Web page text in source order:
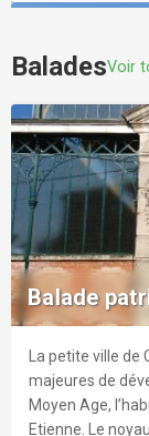
surprendre par
Piscine
La piscine
sportives et de
une agréable
trouverez : - Un
de 40 cm à 1
profondeur allant
plongeoirs. - Un
(splashpad), jets
BaladesVoir
Balade
La petite ville
majeures de
Moyen Age,
Etienne. Le